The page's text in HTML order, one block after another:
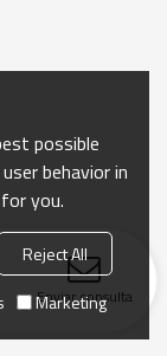
Enviar consulta
possible
behavior in
you.
Reject All
Marketing